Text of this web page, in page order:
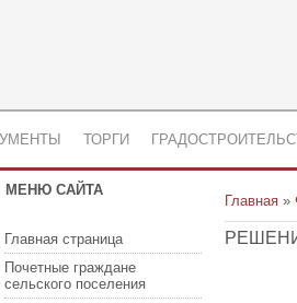
ТОРГИ
МЕНЮ САЙТА
Главная страница
Почетные граждане
сельского поселения
Главная »